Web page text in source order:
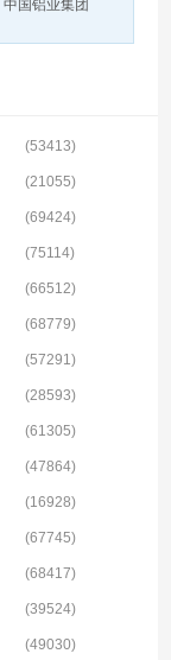
中国铝业集团
(53413)
(21055)
(69424)
(75114)
(66512)
(68779)
(57291)
(28593)
(61305)
(47864)
(16928)
(67745)
(68417)
(39524)
(49030)